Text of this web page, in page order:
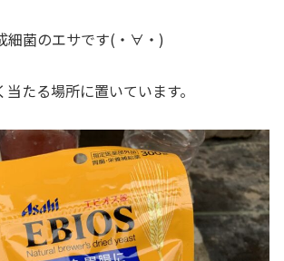
細菌のエサです(・∀・)
たる場所に置いています。